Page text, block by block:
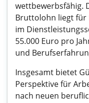
wettbewerbsfähig.
Bruttolohn liegt für
im
55.000 Euro pro
und
Insgesamt bietet
Perspektive für
nach neuen